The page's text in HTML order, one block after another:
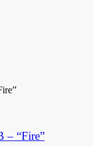
– “Fire”